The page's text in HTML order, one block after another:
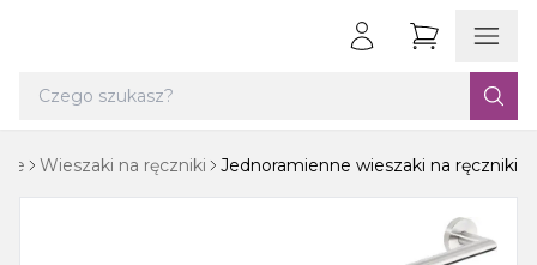
Wieszaki na ręczniki Jednoramienne wieszaki na ręczniki